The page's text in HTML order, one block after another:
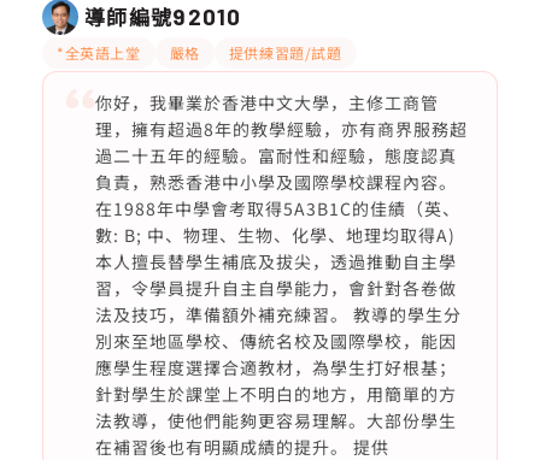
導師編號92010
*全英語上堂 嚴格 提供練習題/試題
你好，我畢業於香港中文大學，主修工商管
理，擁有超過8年的教學經驗，亦有商界服務超
過二十五年的經驗。富耐性和經驗，態度認真
負責，熟悉香港中小學及國際學校課程內容。
在1988年中學會考取得5A3B1C的佳績（英、
數: B; 中、物理、生物、化學、地理均取得A)
本人擅長替學生補底及拔尖，透過推動自主學
習，令學員提升自主自學能力，會針對各卷做
法及技巧，準備額外補充練習。 教導的學生分
別來至地區學校、傳統名校及國際學校，能因
應學生程度選擇合適教材，為學生打好根基；
針對學生於課堂上不明白的地方，用簡單的方
法教導，使他們能夠更容易理解。大部份學生
在補習後也有明顯成績的提升。 提供